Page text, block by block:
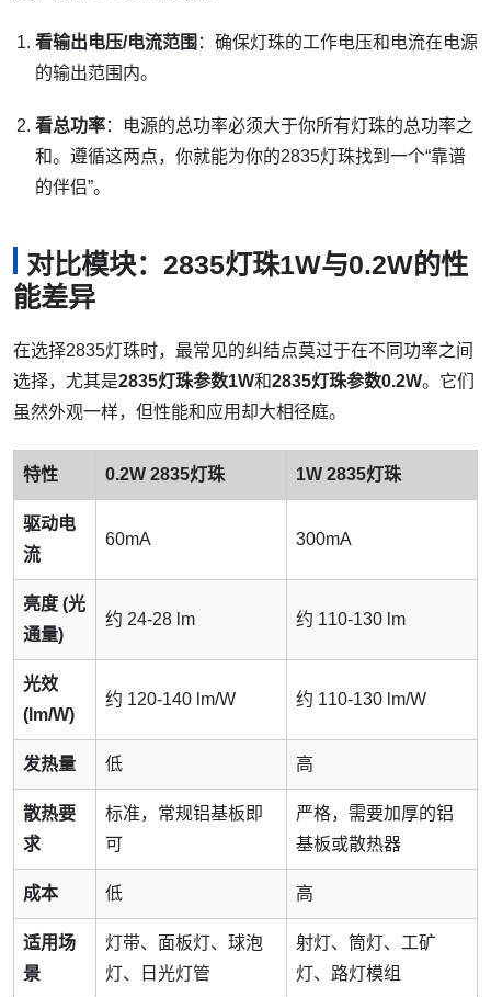
看输出电压/电流范围 ：确保灯珠的工作电压和电流在电源
的输出范围内。
看总功率：电源的总功率必须大于你所有灯珠的总功率之
和。遵循这两点，你就能为你的2835灯珠找到一个“靠谱
的伴侣”。
对比模块：2835灯珠1W与0.2W的性
能差异
在选择2835灯珠时，最常见的纠结点莫过于在不同功率之间
选择，尤其是2835灯珠参数1W和2835灯珠参数0.2W。它们
虽然外观一样，但性能和应用却大相径庭。
特性 0.2W 2835灯珠 1W 2835灯珠
驱动电
流
60mA 300mA
亮度 (光
通量)
约 24-28 lm 约 110-130 lm
光效
(lm/W)
约 120-140 lm/W 约 110-130 lm/W
发热量 低 高
散热要
求
标准，常规铝基板即
可
严格，需要加厚的铝
基板或散热器
成本 低 高
适用场
景
灯带、面板灯、球泡
灯、日光灯管
射灯、筒灯、工矿
灯、路灯模组